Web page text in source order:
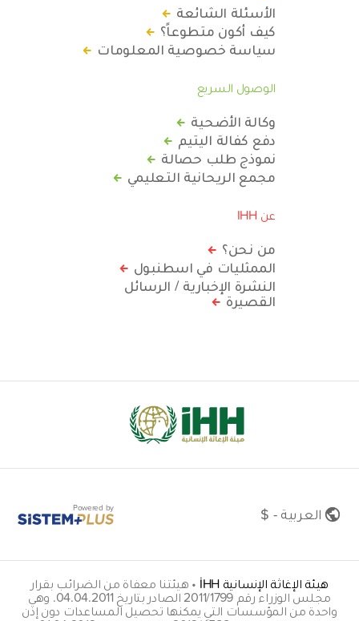
الأسئلة الشائعة
كيف أكون متطوعاً؟
سياسة خصوصية المعلومات
الوصول السريع
وكالة الأضحية
دفع كفالة اليتيم
نموذج طلب حصالة
مجمع الريحانية التعليمي
عن IHH
من نحن؟
الممثليات في اسطنبول
النشرة الإخبارية / الرسائل
القصيرة
العربية - $ Powered by
هيئة الإغاثة الإنسانية İHH • هيئتنا معفاة من الضرائب بقرار
مجلس الوزراء رقم 2011/1799 الصادر بتاريخ 04.04.2011. وهي
واحدة من المؤسسات التي يمكنها تحصيل المساعدات دون إذن